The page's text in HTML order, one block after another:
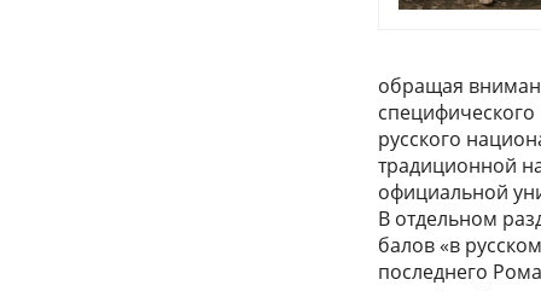
обращая
русского
традиционной
официальной
В отдельном
балов «в
последнего